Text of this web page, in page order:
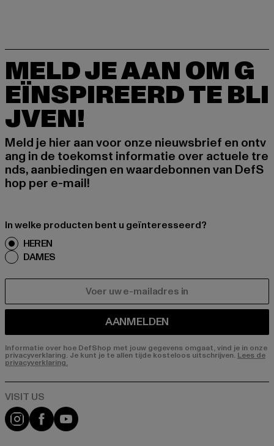
MELD JE AAN OM G
EÏNSPIREERD TE BLI
JVEN!
Meld je hier aan voor onze nieuwsbrief en ontv
ang in de toekomst informatie over actuele tre
nds, aanbiedingen en waardebonnen van DefS
hop per e-mail!
In welke producten bent u geïnteresseerd?
HEREN
DAMES
AANMELDEN
Informatie over hoe DefShop met jouw gegevens omgaat, vind je in onze
privacyverklaring. Je kunt je te allen tijde kosteloos uitschrijven. Lees de
privacyverklaring.
Visit our Instagram page:
Visit our Facebook page:
Visit our YouTube channel: